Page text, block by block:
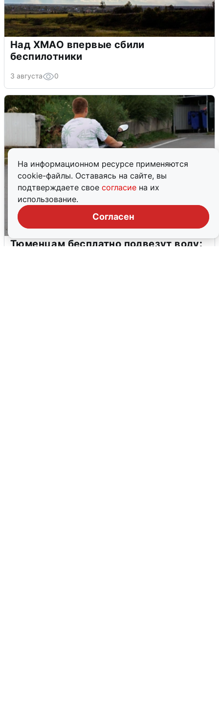
На информационном ресурсе применяются
cookie-файлы. Оставаясь на сайте, вы
подтверждаете свое согласие на их
использование.
Согласен
Над ХМАО впервые сбили
беспилотники
3 августа 0
Тюменцам бесплатно подвезут воду: